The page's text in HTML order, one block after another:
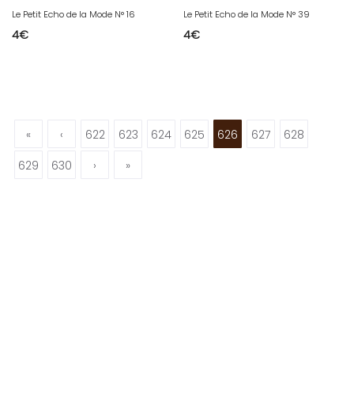
Le Petit Echo de la Mode N° 16
4€
Le Petit Echo de la Mode N° 39
4€
« ‹ 622 623 624 625 626 627
628
629
630 › »